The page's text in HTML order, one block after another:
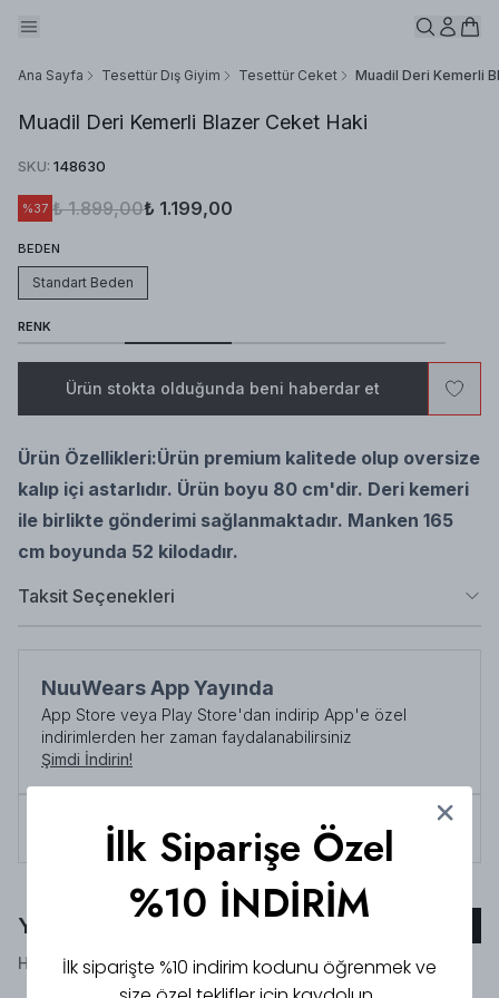
Ana Sayfa Tesettür Dış Giyim Tesettür Ceket Muadil Deri Kemerli
Muadil Deri Kemerli Blazer Ceket Haki
SKU: 148630
%37 ₺ 1.899,00₺ 1.199,00
BEDEN
Standart Beden
RENK
Ürün stokta olduğunda beni haberdar et
Ürün Özellikleri:Ürün premium kalitede olup oversize
kalıp içi astarlıdır. Ürün boyu 80 cm'dir. Deri kemeri
ile birlikte gönderimi sağlanmaktadır. Manken 165
cm boyunda 52 kilodadır.
Taksit Seçenekleri
NuuWears App Yayında
App Store veya Play Store'dan indirip App'e özel
indirimlerden her zaman faydalanabilirsiniz
Şimdi İndirin!
Tüm siparişlerde 3000 TL üzeri kargo ücretsiz!
Yorumlar
Henüz yorum bulunmamaktadır!
İlk Siparişe Özel
%10 İNDİRİM
İlk siparişte %10 indirim kodunu öğrenmek ve